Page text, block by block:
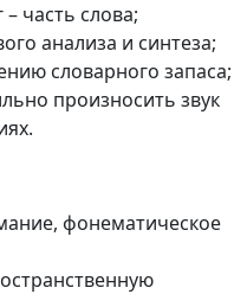
часть слова;
анализа и синтеза;
словарного запаса;
произносить звук
фонематическое